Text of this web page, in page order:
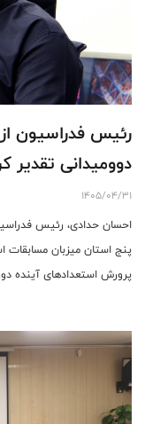
رئیس فدراسیون
دوومیدانی تقدیر
1405/04/31
احسان حدادی، رئیس
پنج استان میزبان مسابقات
پرورش استعدادهای آینده